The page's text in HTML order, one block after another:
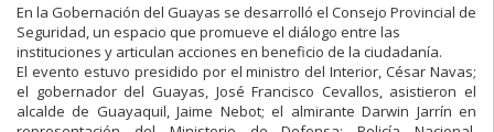
En la Gobernación del Guayas se desarrolló el Consejo Provincial de
Seguridad, un espacio que promueve el diálogo entre las
instituciones y articulan acciones en beneficio de la ciudadanía.
El evento estuvo presidido por el ministro del Interior, César Navas;
el gobernador del Guayas, José Francisco Cevallos, asistieron el
alcalde de Guayaquil, Jaime Nebot; el almirante Darwin Jarrín en